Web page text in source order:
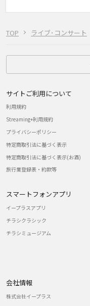
TOP ライブ･コンサート
サイトご利用について
利用規約
Streaming+利用規約
プライバシーポリシー
特定商取引法に基づく表示
特定商取引法に基づく表示(お酒)
旅行業登録表・約款等
スマートフォンアプリ
イープラスアプリ
チラシクラシック
チラシミュージアム
会社情報
株式会社イープラス